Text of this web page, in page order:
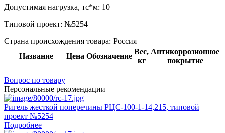
Допустимая нагрузка, тс*м: 10
Типовой проект: №5254
Страна происхождения товара: Россия
Название
Цена Обозначение
Вес,
кг
Антикоррозионное
покрытие
Вопрос по товару
Персональные рекомендации
Ригель жесткой поперечины РЦС-100-1-14,215, типовой
проект №5254
Подробнее